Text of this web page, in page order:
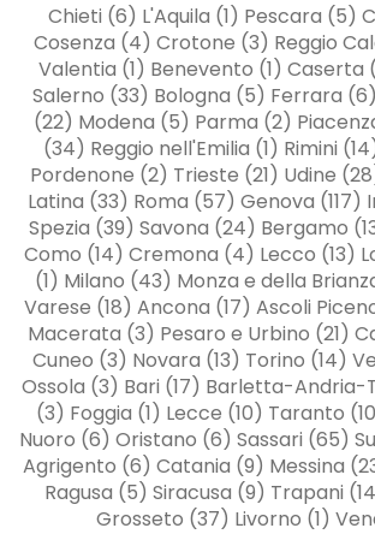
Chieti (6) L'Aquila (1) Pescara (5)
Cosenza (4) Crotone (3) Reggio
Valentia (1) Benevento (1) Caserta
Salerno (33) Bologna (5) Ferrara
(22) Modena (5) Parma (2)
(34) Reggio nell'Emilia (1) Rimini
Pordenone (2) Trieste (21) Udine
Latina (33) Roma (57) Genova (117)
Spezia (39) Savona (24) Bergamo
Como (14) Cremona (4) Lecco (13)
(1) Milano (43) Monza e della
Varese (18) Ancona (17) Ascoli
Macerata (3) Pesaro e Urbino (21)
Cuneo (3) Novara (13) Torino (14)
Ossola (3) Bari (17) Barletta-Andria-
(3) Foggia (1) Lecce (10) Taranto
Nuoro (6) Oristano (6) Sassari (65)
Agrigento (6) Catania (9) Messina
Ragusa (5) Siracusa (9) Trapani
Grosseto (37) Livorno (1)